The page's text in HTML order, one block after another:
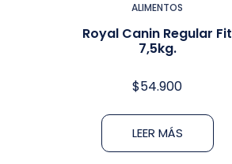
ALIMENTOS
Royal Canin Regular Fit
7,5kg.
$54.900
LEER MÁS